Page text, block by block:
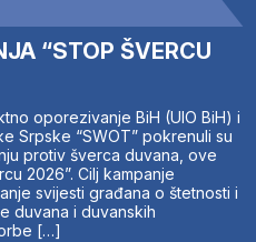
“STOP ŠVERCU
oporezivanje BiH (UIO BiH) i
Srpske “SWOT” pokrenuli su
protiv šverca duvana, ove
2026”. Cilj kampanje
svijesti građana o štetnosti i
duvana i duvanskih
[…]